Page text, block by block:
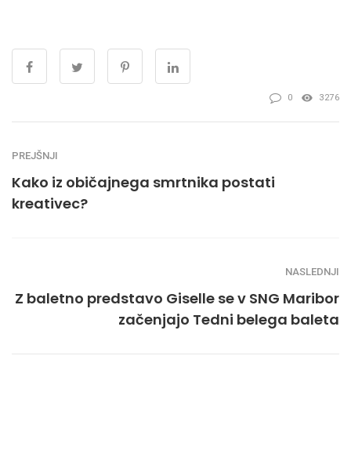
0 3276
PREJŠNJI
Kako iz običajnega smrtnika postati
kreativec?
NASLEDNJI
Z baletno predstavo Giselle se v SNG Maribor
začenjajo Tedni belega baleta